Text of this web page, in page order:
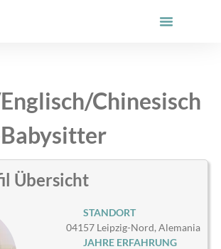
Chinesisch
Übersicht
STANDORT
04157 Leipzig-Nord, Alemania
JAHRE ERFAHRUNG